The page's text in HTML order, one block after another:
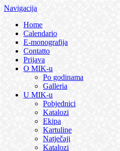
Navigacija
Home
Calendario
E-monografija
Contatto
Prijava
O MIK-u
Po godinama
Galleria
U MIK-u
Pobjednici
Katalozi
Ekipa
Kartuline
Natječaji
Katalozi